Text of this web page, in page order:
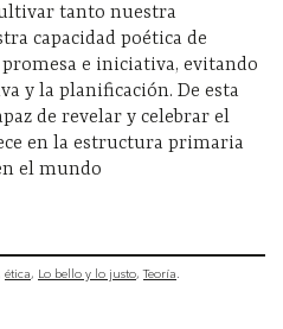
tanto nuestra
capacidad poética de
e iniciativa, evitando
y la planificación. De esta
de revelar y celebrar el
en la estructura primaria
el mundo
ética Lo bello y lo justo Teoría